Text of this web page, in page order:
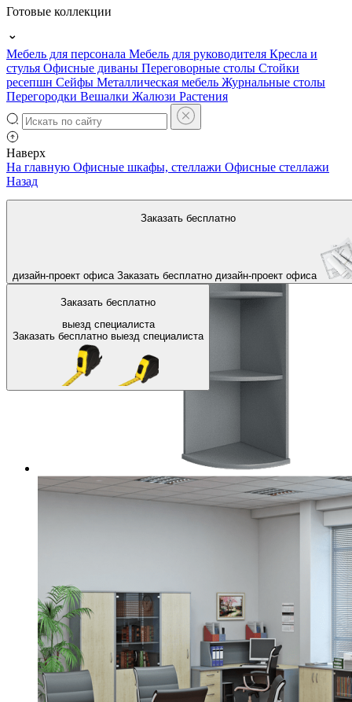
Готовые коллекции
Мебель для персонала Мебель для руководителя Кресла и
стулья Офисные диваны Переговорные столы Стойки
ресепшн Сейфы Металлическая мебель Журнальные столы
Перегородки Вешалки Жалюзи Растения
Наверх
Заказать бесплатно
дизайн-проект офиса Заказать бесплатно дизайн-проект офиса
Заказать бесплатно
выезд специалиста
Заказать бесплатно выезд специалиста
На главную Офисные шкафы, стеллажи Офисные стеллажи
Назад